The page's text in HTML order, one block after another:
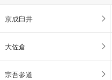
京成臼井
大佐倉
宗吾参道